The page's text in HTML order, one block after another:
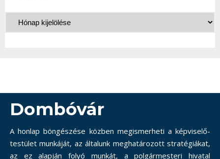
Dombóvár
A honlap böngészése közben megismerheti a képviselő-
testület munkáját, az általunk meghatározott stratégiákat,
az ez alapján folyó munkát, a polgármesteri hivatal